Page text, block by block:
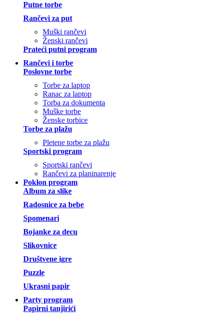
Putne torbe
Rančevi za put
Muški rančevi
Ženski rančevi
Prateći putni program
Rančevi i torbe
Poslovne torbe
Torbe za laptop
Ranac za laptop
Torba za dokumenta
Muške torbe
Ženske torbice
Torbe za plažu
Pletene torbe za plažu
Sportski program
Sportski rančevi
Rančevi za planinarenje
Poklon program
Album za slike
Radosnice za bebe
Spomenari
Bojanke za decu
Slikovnice
Društvene igre
Puzzle
Ukrasni papir
Party program
Papirni tanjirići